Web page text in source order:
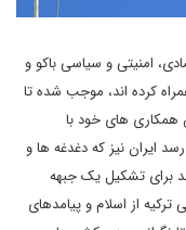
امنیتی و سیاسی باکو و
کرده اند، موجب شده تا
همکاری های خود با
ایران نیز که دغدغه ها و
برای تشکیل یک جبهه
ترکیه از اسلام و پیامدهای